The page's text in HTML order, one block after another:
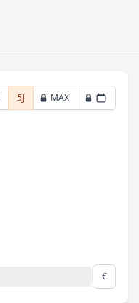
5J MAX
€